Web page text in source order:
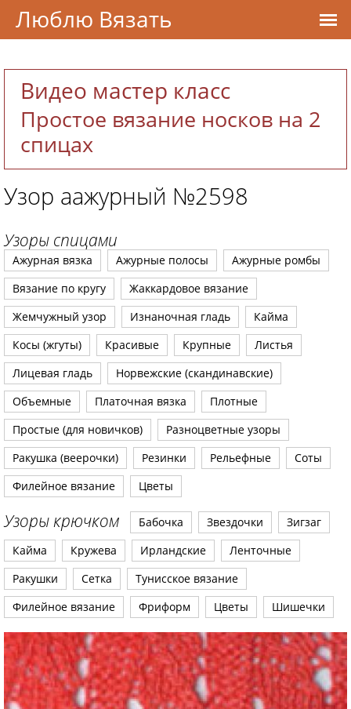
Видео мастер класс
Простое вязание носков на 2
спицах
Узор аажурный №2598
Узоры спицами
Ажурная вязка Ажурные полосы
Ажурные ромбы
Вязание по кругу
Жаккардовое вязание
Жемчужный узор
Изнаночная гладь
Кайма
Косы (жгуты)
Красивые Крупные
Листья
Лицевая гладь
Норвежские (скандинавские)
Объемные
Платочная вязка
Плотные
Простые (для новичков)
Разноцветные узоры
Ракушка (веерочки)
Резинки Рельефные
Соты
Филейное вязание
Цветы
Узоры крючком Бабочка Звездочки
Зигзаг
Кайма
Кружева Ирландские
Ленточные
Ракушки
Сетка
Тунисское вязание
Филейное вязание
Фриформ Цветы Шишечки
Люблю Вязать